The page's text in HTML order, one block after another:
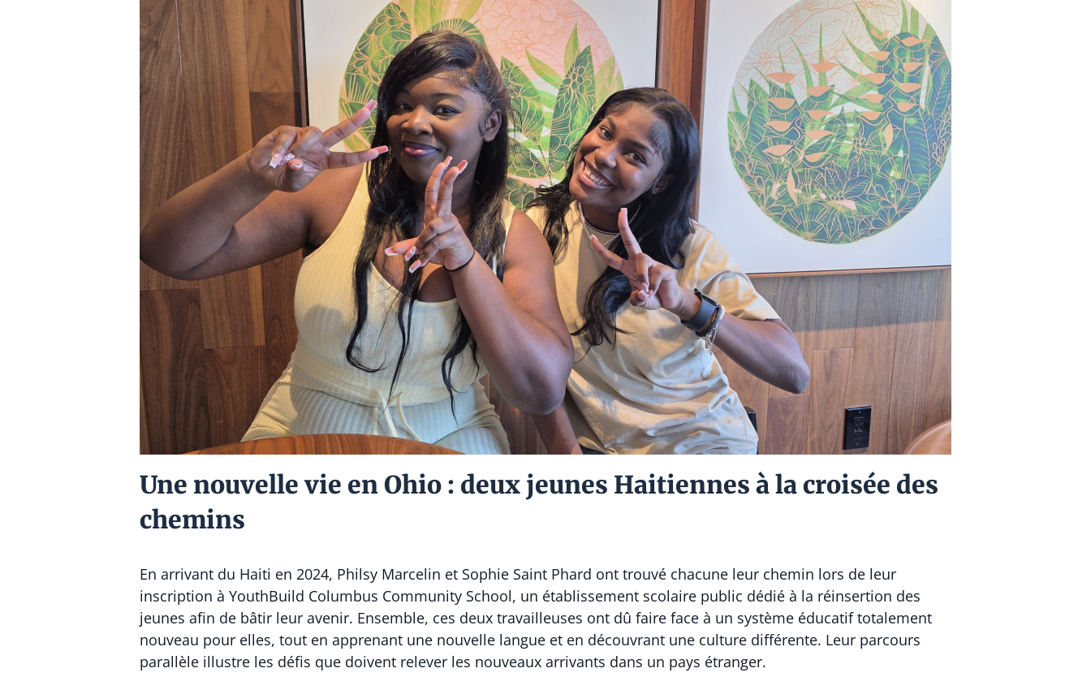
Une nouvelle vie en Ohio : deux jeunes Haitiennes à la croisée des
chemins
En arrivant du Haiti en 2024, Philsy Marcelin et Sophie Saint Phard ont trouvé chacune leur chemin lors de leur
inscription à YouthBuild Columbus Community School, un établissement scolaire public dédié à la réinsertion des
jeunes afin de bâtir leur avenir. Ensemble, ces deux travailleuses ont dû faire face à un système éducatif totalement
nouveau pour elles, tout en apprenant une nouvelle langue et en découvrant une culture différente. Leur parcours
parallèle illustre les défis que doivent relever les nouveaux arrivants dans un pays étranger.